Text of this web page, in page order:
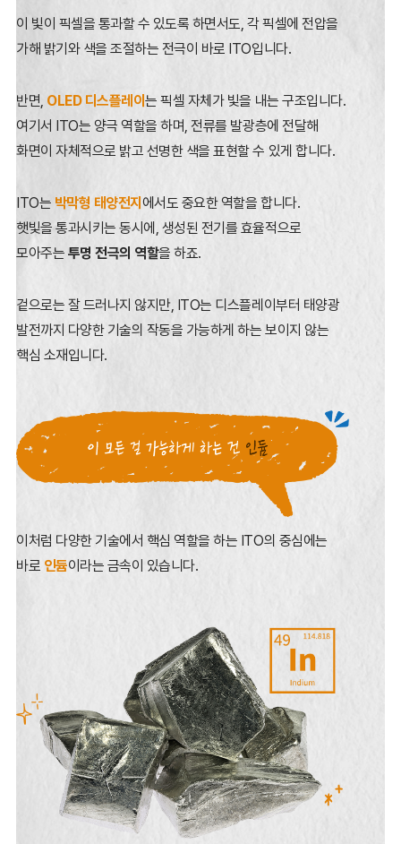
이 빛이 픽셀을 통과할 수 있도록 하면서도,각 픽셀에 전압을
가해 밝기와 색을 조절하는 전극이 바로 ITO입니다.
반면, OLED 디스플레이는 픽셀 자체가 빛을 내는 구조입니다.
여기서 ITO는 양극 역할을 하며, 전류를 발광층에 전달해
화면이 자체적으로 밝고 선명한 색을표현할 수 있게 합니다.
ITO는 박막형 태양전지 에서도 중요한 역할을 합니다.
햇빛을 통과시키는 동시에, 생성된 전기를 효율적으로
모아주는 투명 전극의 역할을 하죠.
겉으로는 잘 드러나지 않지만, ITO는 디스플레이부터 태양광
발전까지 다양한 기술의 작동을 가능하게 하는 보이지 않는
핵심 소재입니다.
이처럼 다양한 기술에서 핵심 역할을 하는 ITO의 중심에는
바로 인듐이라는 금속이 있습니다.